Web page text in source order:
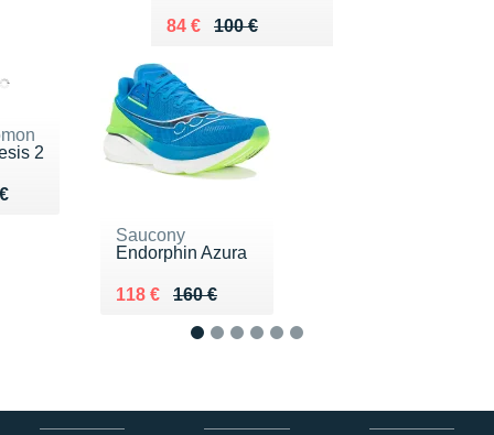
100 €
Au lieu de 100 €
84 €
Vendu 84 €
2
150 €
Saucony
Endorphin Azura
160 €
Au lieu de 160 €
118 €
Vendu 118 €